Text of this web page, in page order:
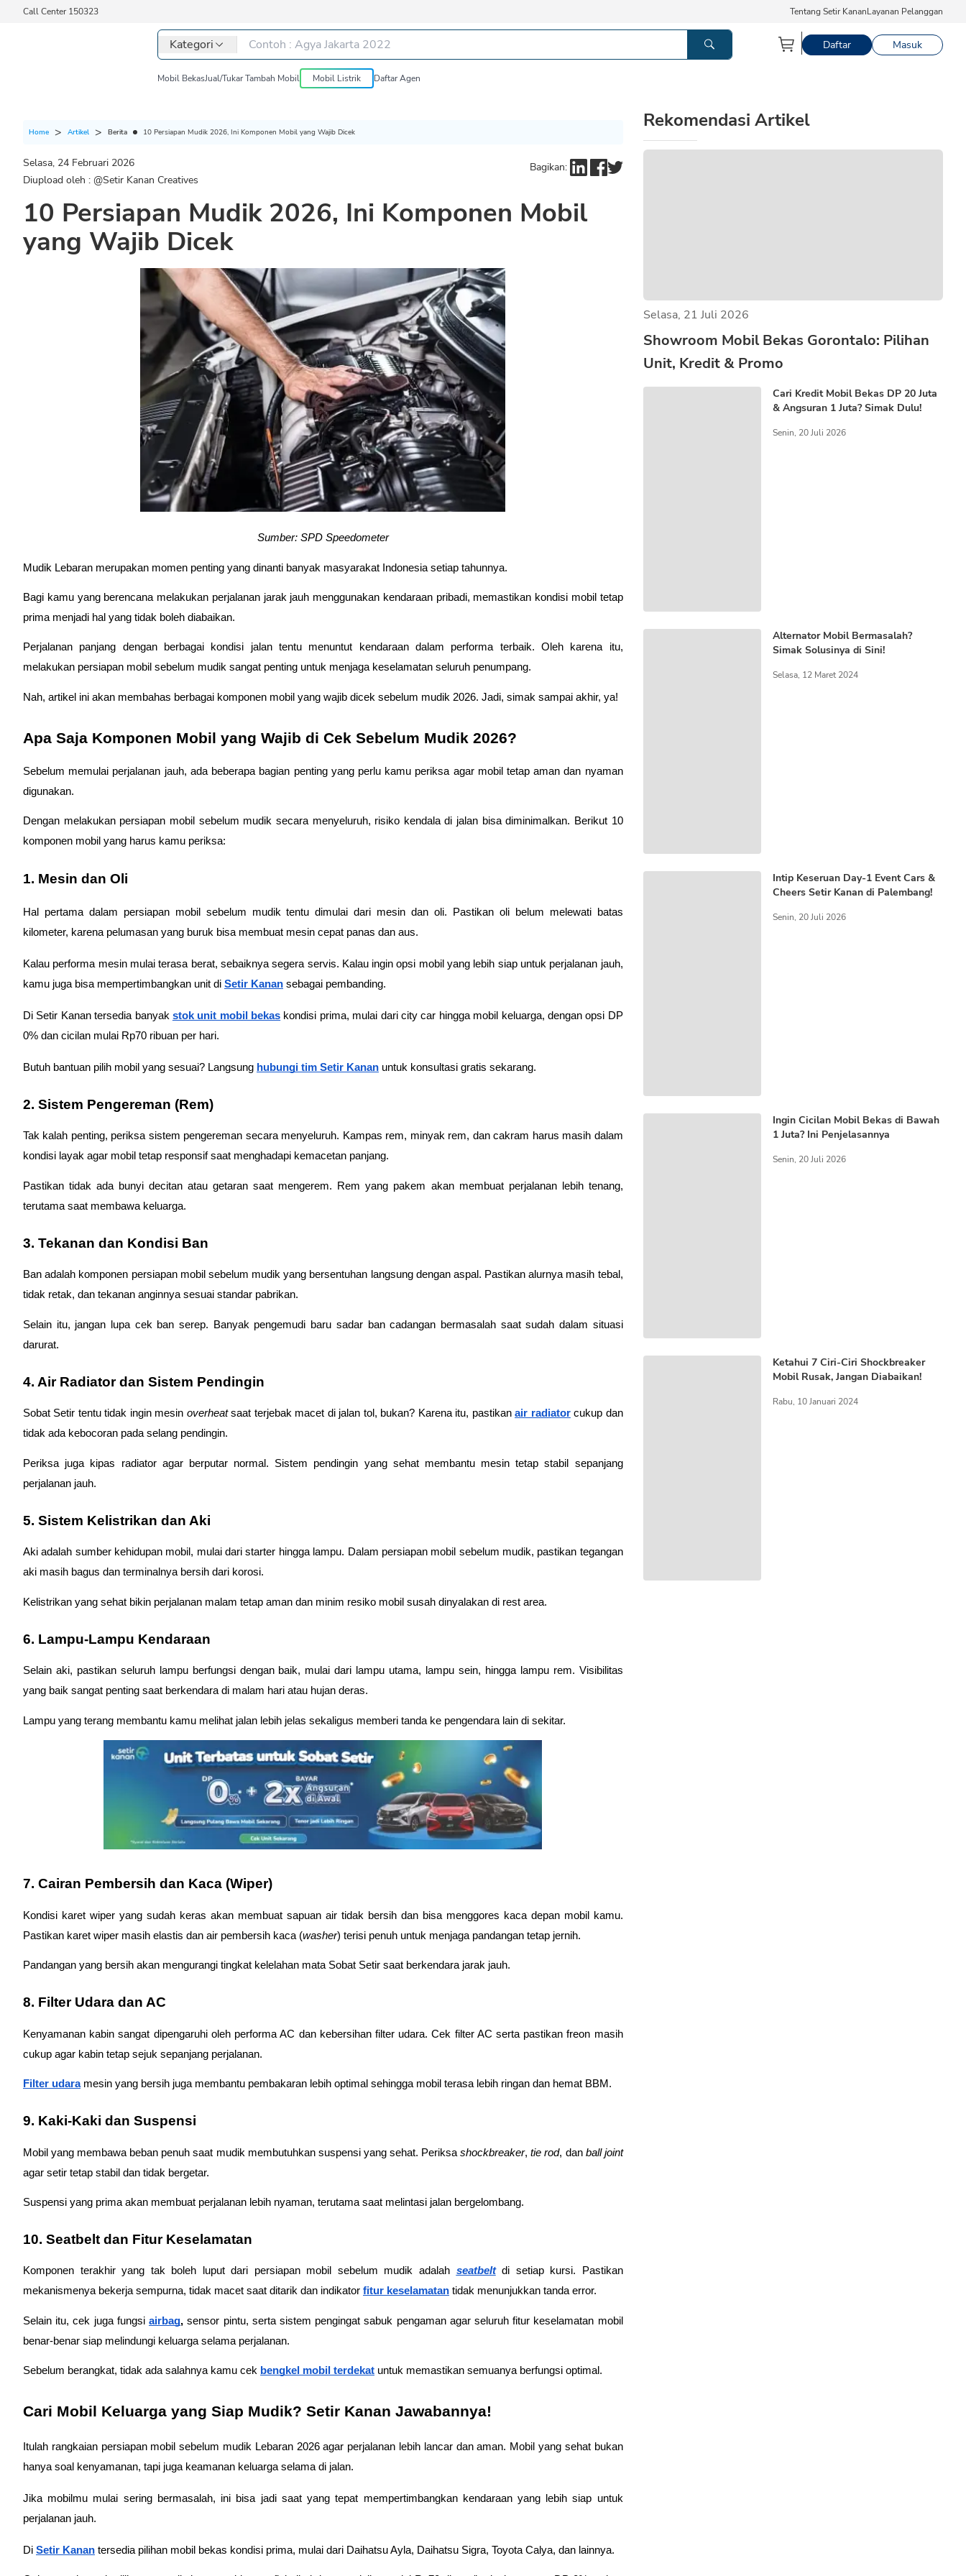
Call Center 150323 Tentang Setir KananLayanan Pelanggan
Kategori Daftar Masuk
Mobil BekasJual/Tukar Tambah Mobil Mobil Listrik Daftar Agen
Home Artikel Berita 10 Persiapan Mudik 2026, Ini Komponen Mobil yang Wajib Dicek
Selasa, 24 Februari 2026
Diupload oleh : @Setir Kanan Creatives
Bagikan:
10 Persiapan Mudik 2026, Ini Komponen Mobil
yang Wajib Dicek
Sumber: SPD Speedometer
Mudik Lebaran merupakan momen penting yang dinanti banyak masyarakat Indonesia setiap tahunnya.
Bagi kamu yang berencana melakukan perjalanan jarak jauh menggunakan kendaraan pribadi, memastikan kondisi mobil tetap
prima menjadi hal yang tidak boleh diabaikan.
Perjalanan panjang dengan berbagai kondisi jalan tentu menuntut kendaraan dalam performa terbaik. Oleh karena itu,
melakukan persiapan mobil sebelum mudik sangat penting untuk menjaga keselamatan seluruh penumpang.
Nah, artikel ini akan membahas berbagai komponen mobil yang wajib dicek sebelum mudik 2026. Jadi, simak sampai akhir, ya!
Apa Saja Komponen Mobil yang Wajib di Cek Sebelum Mudik 2026?
Sebelum memulai perjalanan jauh, ada beberapa bagian penting yang perlu kamu periksa agar mobil tetap aman dan nyaman
digunakan.
Dengan melakukan persiapan mobil sebelum mudik secara menyeluruh, risiko kendala di jalan bisa diminimalkan. Berikut 10
komponen mobil yang harus kamu periksa:
1. Mesin dan Oli
Hal pertama dalam persiapan mobil sebelum mudik tentu dimulai dari mesin dan oli. Pastikan oli belum melewati batas
kilometer, karena pelumasan yang buruk bisa membuat mesin cepat panas dan aus.
Kalau performa mesin mulai terasa berat, sebaiknya segera servis. Kalau ingin opsi mobil yang lebih siap untuk perjalanan jauh,
kamu juga bisa mempertimbangkan unit di Setir Kanan sebagai pembanding.
Di Setir Kanan tersedia banyak stok unit mobil bekas kondisi prima, mulai dari city car hingga mobil keluarga, dengan opsi DP
0% dan cicilan mulai Rp70 ribuan per hari.
Butuh bantuan pilih mobil yang sesuai? Langsung hubungi tim Setir Kanan untuk konsultasi gratis sekarang.
2. Sistem Pengereman (Rem)
Tak kalah penting, periksa sistem pengereman secara menyeluruh. Kampas rem, minyak rem, dan cakram harus masih dalam
kondisi layak agar mobil tetap responsif saat menghadapi kemacetan panjang.
Pastikan tidak ada bunyi decitan atau getaran saat mengerem. Rem yang pakem akan membuat perjalanan lebih tenang,
terutama saat membawa keluarga.
3. Tekanan dan Kondisi Ban
Ban adalah komponen persiapan mobil sebelum mudik yang bersentuhan langsung dengan aspal. Pastikan alurnya masih tebal,
tidak retak, dan tekanan anginnya sesuai standar pabrikan.
Selain itu, jangan lupa cek ban serep. Banyak pengemudi baru sadar ban cadangan bermasalah saat sudah dalam situasi
darurat.
4. Air Radiator dan Sistem Pendingin
Sobat Setir tentu tidak ingin mesin overheat saat terjebak macet di jalan tol, bukan? Karena itu, pastikan air radiator cukup dan
tidak ada kebocoran pada selang pendingin.
Periksa juga kipas radiator agar berputar normal. Sistem pendingin yang sehat membantu mesin tetap stabil sepanjang
perjalanan jauh.
5. Sistem Kelistrikan dan Aki
Aki adalah sumber kehidupan mobil, mulai dari starter hingga lampu. Dalam persiapan mobil sebelum mudik, pastikan tegangan
aki masih bagus dan terminalnya bersih dari korosi.
Kelistrikan yang sehat bikin perjalanan malam tetap aman dan minim resiko mobil susah dinyalakan di rest area.
6. Lampu-Lampu Kendaraan
Selain aki, pastikan seluruh lampu berfungsi dengan baik, mulai dari lampu utama, lampu sein, hingga lampu rem. Visibilitas
yang baik sangat penting saat berkendara di malam hari atau hujan deras.
Lampu yang terang membantu kamu melihat jalan lebih jelas sekaligus memberi tanda ke pengendara lain di sekitar.
7. Cairan Pembersih dan Kaca (Wiper)
Kondisi karet wiper yang sudah keras akan membuat sapuan air tidak bersih dan bisa menggores kaca depan mobil kamu.
Pastikan karet wiper masih elastis dan air pembersih kaca (washer) terisi penuh untuk menjaga pandangan tetap jernih.
Pandangan yang bersih akan mengurangi tingkat kelelahan mata Sobat Setir saat berkendara jarak jauh.
8. Filter Udara dan AC
Kenyamanan kabin sangat dipengaruhi oleh performa AC dan kebersihan filter udara. Cek filter AC serta pastikan freon masih
cukup agar kabin tetap sejuk sepanjang perjalanan.
Filter udara mesin yang bersih juga membantu pembakaran lebih optimal sehingga mobil terasa lebih ringan dan hemat BBM.
9. Kaki-Kaki dan Suspensi
Mobil yang membawa beban penuh saat mudik membutuhkan suspensi yang sehat. Periksa shockbreaker, tie rod, dan ball joint
agar setir tetap stabil dan tidak bergetar.
Suspensi yang prima akan membuat perjalanan lebih nyaman, terutama saat melintasi jalan bergelombang.
10. Seatbelt dan Fitur Keselamatan
Komponen terakhir yang tak boleh luput dari persiapan mobil sebelum mudik adalah seatbelt di setiap kursi. Pastikan
mekanismenya bekerja sempurna, tidak macet saat ditarik dan indikator fitur keselamatan tidak menunjukkan tanda error.
Selain itu, cek juga fungsi airbag, sensor pintu, serta sistem pengingat sabuk pengaman agar seluruh fitur keselamatan mobil
benar-benar siap melindungi keluarga selama perjalanan.
Sebelum berangkat, tidak ada salahnya kamu cek bengkel mobil terdekat untuk memastikan semuanya berfungsi optimal.
Cari Mobil Keluarga yang Siap Mudik? Setir Kanan Jawabannya!
Itulah rangkaian persiapan mobil sebelum mudik Lebaran 2026 agar perjalanan lebih lancar dan aman. Mobil yang sehat bukan
hanya soal kenyamanan, tapi juga keamanan keluarga selama di jalan.
Jika mobilmu mulai sering bermasalah, ini bisa jadi saat yang tepat mempertimbangkan kendaraan yang lebih siap untuk
perjalanan jauh.
Di Setir Kanan tersedia pilihan mobil bekas kondisi prima, mulai dari Daihatsu Ayla, Daihatsu Sigra, Toyota Calya, dan lainnya.
Rekomendasi Artikel
Selasa, 21 Juli 2026
Showroom Mobil Bekas Gorontalo: Pilihan
Unit, Kredit & Promo
Cari Kredit Mobil Bekas DP 20 Juta
& Angsuran 1 Juta? Simak Dulu!
Senin, 20 Juli 2026
Alternator Mobil Bermasalah?
Simak Solusinya di Sini!
Selasa, 12 Maret 2024
Intip Keseruan Day-1 Event Cars &
Cheers Setir Kanan di Palembang!
Senin, 20 Juli 2026
Ingin Cicilan Mobil Bekas di Bawah
1 Juta? Ini Penjelasannya
Senin, 20 Juli 2026
Ketahui 7 Ciri-Ciri Shockbreaker
Mobil Rusak, Jangan Diabaikan!
Rabu, 10 Januari 2024